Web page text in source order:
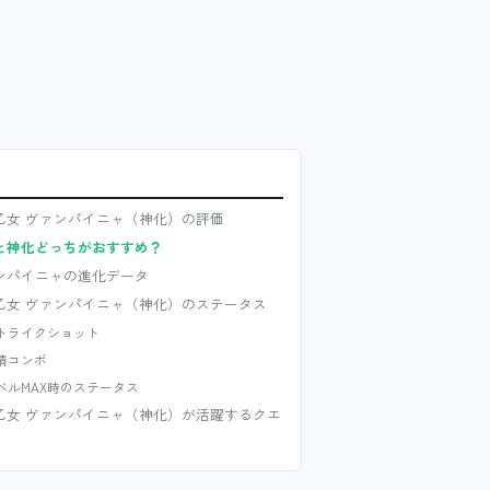
女 ヴァンパイニャ（神化）の評価
神化どっちがおすすめ？
パイニャの進化データ
女 ヴァンパイニャ（神化）のステータス
ライクショット
コンボ
ルMAX時のステータス
女 ヴァンパイニャ（神化）が活躍するクエ